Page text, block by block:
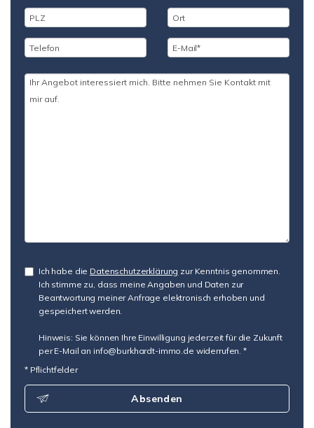
Ich habe die Datenschutzerklärung zur Kenntnis genommen.
Ich stimme zu, dass meine Angaben und Daten zur
Beantwortung meiner Anfrage elektronisch erhoben und
gespeichert werden.
Hinweis: Sie können Ihre Einwilligung jederzeit für die Zukunft
per E-Mail an info@burkhardt-immo.de widerrufen. *
* Pflichtfelder
Absenden